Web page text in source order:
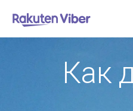
Как